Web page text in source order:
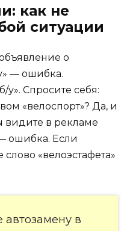
как не
ситуации
о
— ошибка.
Спросите себя:
«велоспорт»? Да, и
видите в рекламе
ошибка. Если
«велоэстафета»
автозамену в